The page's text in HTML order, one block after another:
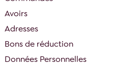
Avoirs
Adresses
Bons de réduction
Données Personnelles